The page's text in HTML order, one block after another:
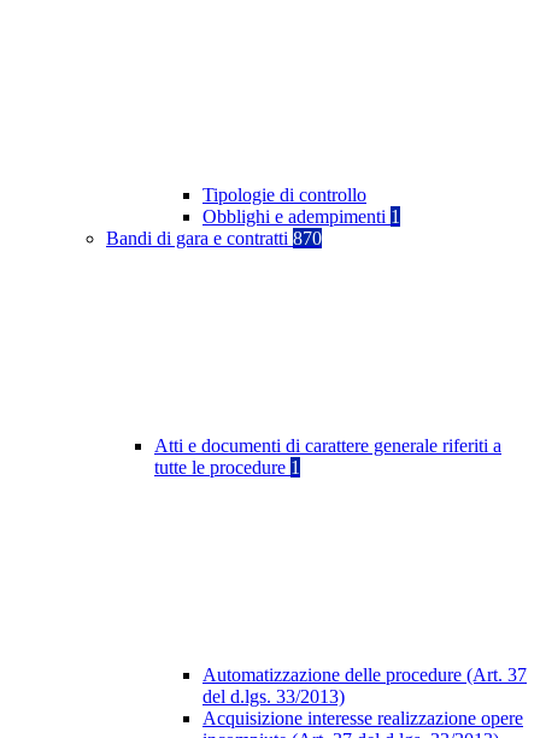
Tipologie di controllo
Obblighi e adempimenti 1
Bandi di gara e contratti 870
Atti e documenti di carattere generale riferiti a
tutte le procedure 1
Automatizzazione delle procedure (Art. 37
del d.lgs. 33/2013)
Acquisizione interesse realizzazione opere